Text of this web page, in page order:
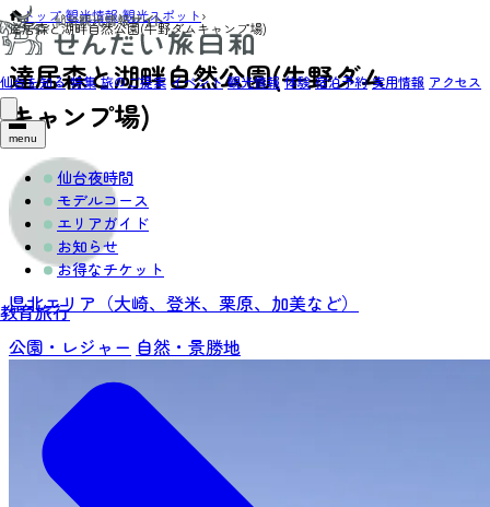
仙台を知る 特集 旅のご提案 イベント 観光情報 体験 宿泊予約 実用情報 アクセス
menu
仙台夜時間
モデルコース
エリアガイド
お知らせ
お得なチケット
教育旅行
トップ›観光情報›観光スポット›
達居森と湖畔自然公園(牛野ダムキャンプ場)
達居森と湖畔自然公園(牛野ダム
キャンプ場)
県北エリア（大崎、登米、栗原、加美など）
公園・レジャー 自然・景勝地